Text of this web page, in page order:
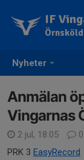
Nyheter
IF
Anmälan
Vingarnas
2 jul, 18:05
PRK 3 EasyRecord